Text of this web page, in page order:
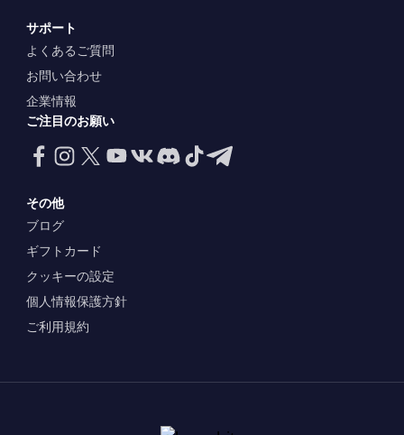
サポート
よくあるご質問
お問い合わせ
企業情報
ご注目のお願い
その他
ブログ
ギフトカード
クッキーの設定
個人情報保護方針
ご利用規約